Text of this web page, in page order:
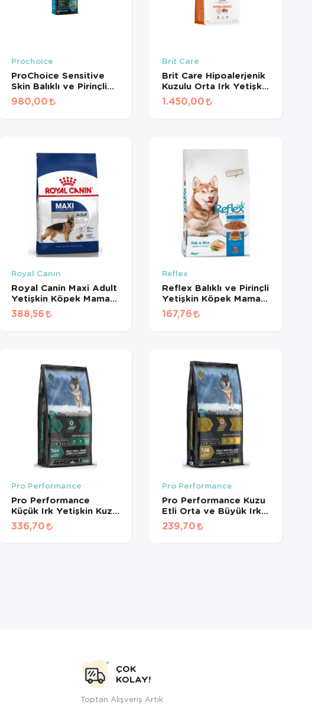
Prochoice
ProChoice Sensitive
Skin Balıklı ve Pirinçli
Yetişkin Köpek Maması
3 Kg
980,00
Brit Care
Brit Care Hipoalerjenik
Kuzulu Orta Irk Yetişkin
Köpek Maması 3 Kg
1.450,00
Royal Canın
Royal Canin Maxi Adult
Yetişkin Köpek Maması
(1 KG BÖLÜNMÜŞ)
388,56
Reflex
Reflex Balıklı ve Pirinçli
Yetişkin Köpek Maması
(1 KG BÖLÜNMÜŞ)
167,76
Pro Performance
Pro Performance
Küçük Irk Yetişkin Kuzu
Etli ve Yaban Mersinli
Köpek Maması (1 KG
336,70
Pro Performance
Pro Performance Kuzu
Etli Orta ve Büyük Irk
Yetişkin Köpek Maması
(1 KG BÖLÜNMÜŞ)
239,70
ÇOK
KOLAY!
Toptan Alışveriş Artık